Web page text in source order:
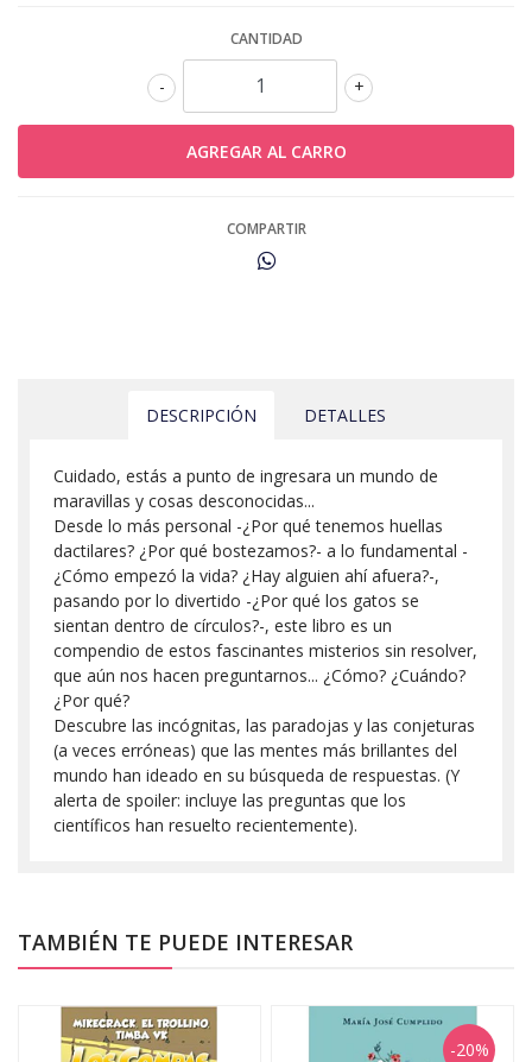
CANTIDAD
+
-
COMPARTIR
DESCRIPCIÓN DETALLES
Cuidado, estás a punto de ingresara un mundo de
maravillas y cosas desconocidas...
Desde lo más personal -¿Por qué tenemos huellas
dactilares? ¿Por qué bostezamos?- a lo fundamental -
¿Cómo empezó la vida? ¿Hay alguien ahí afuera?-,
pasando por lo divertido -¿Por qué los gatos se
sientan dentro de círculos?-, este libro es un
compendio de estos fascinantes misterios sin resolver,
que aún nos hacen preguntarnos... ¿Cómo? ¿Cuándo?
¿Por qué?
Descubre las incógnitas, las paradojas y las conjeturas
(a veces erróneas) que las mentes más brillantes del
mundo han ideado en su búsqueda de respuestas. (Y
alerta de spoiler: incluye las preguntas que los
científicos han resuelto recientemente).
TAMBIÉN TE PUEDE INTERESAR
-20%